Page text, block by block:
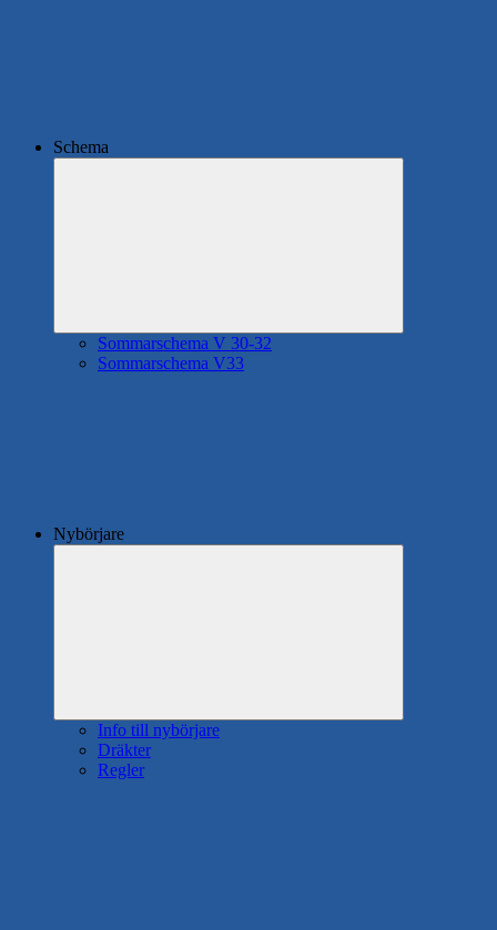
Schema
Sommarschema V 30-32
Sommarschema V33
Nybörjare
Info till nybörjare
Dräkter
Regler